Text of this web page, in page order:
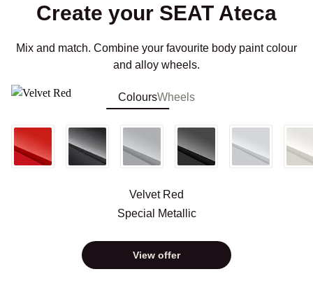
Create your SEAT Ateca
Mix and match. Combine your favourite body paint colour
and alloy wheels.
ColoursWheels
Velvet Red
Special Metallic
View offer